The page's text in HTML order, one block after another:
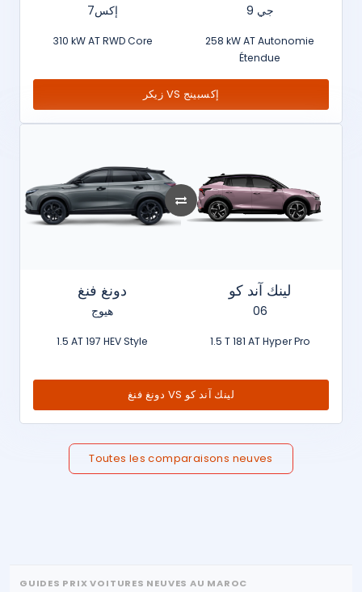
7إكس
310 kW AT RWD Core
جي 9
258 kW AT Autonomie
Étendue
زيكر VS إكسبينج
دونغ فنغ
هيوج
1.5 AT 197 HEV Style
لينك آند كو
06
1.5 T 181 AT Hyper Pro
دونغ فنغ VS لينك آند كو
Toutes les comparaisons neuves
GUIDES PRIX VOITURES NEUVES AU MAROC